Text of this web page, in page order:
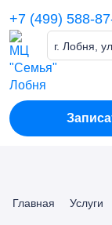
content
+7 (499) 588-
г. Лобня,
Главная Услуги